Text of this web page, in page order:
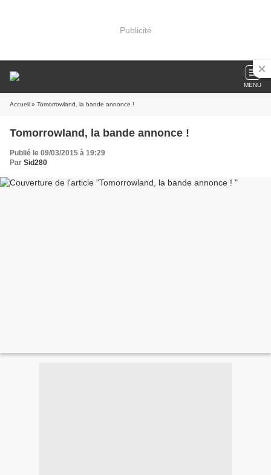
Publicité
MENU
Accueil » Tomorrowland, la bande annonce !
Tomorrowland, la bande annonce !
Publié le 09/03/2015 à 19:29
Par Sid280